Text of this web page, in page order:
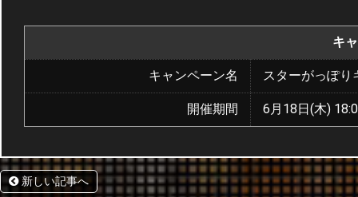
キ
キャンペーン名 スターがっぽり
開催期間 6月18日(木)
新しい記事へ